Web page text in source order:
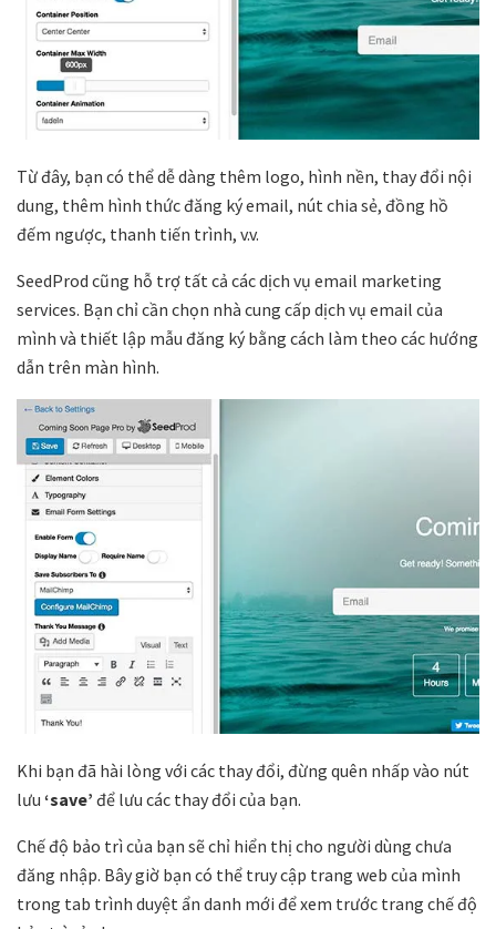
Từ đây, bạn có thể dễ dàng thêm logo, hình nền, thay đổi nội
dung, thêm hình thức đăng ký email, nút chia sẻ, đồng hồ
đếm ngược, thanh tiến trình, v.v.
SeedProd cũng hỗ trợ tất cả các dịch vụ email marketing
services. Bạn chỉ cần chọn nhà cung cấp dịch vụ email của
mình và thiết lập mẫu đăng ký bằng cách làm theo các hướng
dẫn trên màn hình.
Khi bạn đã hài lòng với các thay đổi, đừng quên nhấp vào nút
lưu ‘save’ để lưu các thay đổi của bạn.
Chế độ bảo trì của bạn sẽ chỉ hiển thị cho người dùng chưa
đăng nhập. Bây giờ bạn có thể truy cập trang web của mình
trong tab trình duyệt ẩn danh mới để xem trước trang chế độ